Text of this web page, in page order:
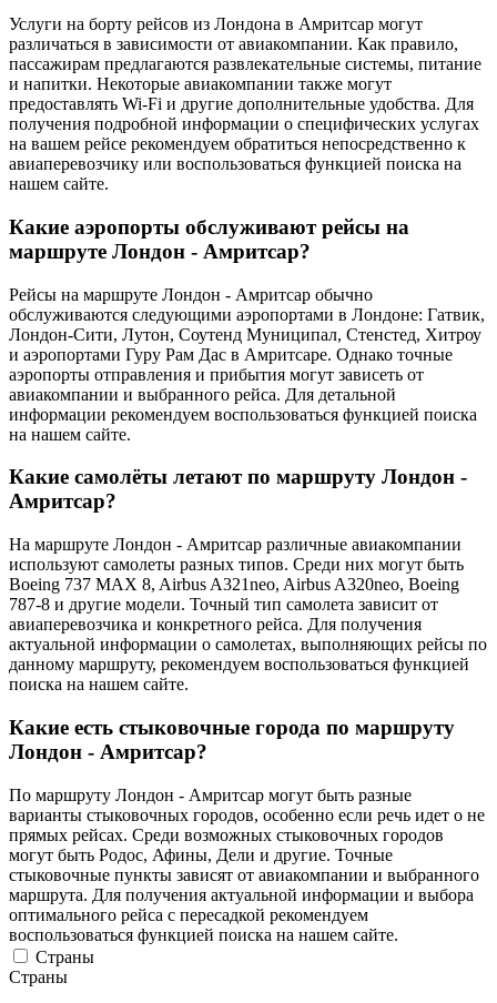
Услуги на борту рейсов из Лондона в Амритсар могут
различаться в зависимости от авиакомпании. Как правило,
пассажирам предлагаются развлекательные системы, питание
и напитки. Некоторые авиакомпании также могут
предоставлять Wi-Fi и другие дополнительные удобства. Для
получения подробной информации о специфических услугах
на вашем рейсе рекомендуем обратиться непосредственно к
авиаперевозчику или воспользоваться функцией поиска на
нашем сайте.
Какие аэропорты обслуживают рейсы на
маршруте Лондон - Амритсар?
Рейсы на маршруте Лондон - Амритсар обычно
обслуживаются следующими аэропортами в Лондоне: Гатвик,
Лондон-Сити, Лутон, Соутенд Муниципал, Стенстед, Хитроу
и аэропортами Гуру Рам Дас в Амритсаре. Однако точные
аэропорты отправления и прибытия могут зависеть от
авиакомпании и выбранного рейса. Для детальной
информации рекомендуем воспользоваться функцией поиска
на нашем сайте.
Какие самолёты летают по маршруту Лондон -
Амритсар?
На маршруте Лондон - Амритсар различные авиакомпании
используют самолеты разных типов. Среди них могут быть
Boeing 737 MAX 8, Airbus A321neo, Airbus A320neo, Boeing
787-8 и другие модели. Точный тип самолета зависит от
авиаперевозчика и конкретного рейса. Для получения
актуальной информации о самолетах, выполняющих рейсы по
данному маршруту, рекомендуем воспользоваться функцией
поиска на нашем сайте.
Какие есть стыковочные города по маршруту
Лондон - Амритсар?
По маршруту Лондон - Амритсар могут быть разные
варианты стыковочных городов, особенно если речь идет о не
прямых рейсах. Среди возможных стыковочных городов
могут быть Родос, Афины, Дели и другие. Точные
стыковочные пункты зависят от авиакомпании и выбранного
маршрута. Для получения актуальной информации и выбора
оптимального рейса с пересадкой рекомендуем
воспользоваться функцией поиска на нашем сайте.
Страны
Страны